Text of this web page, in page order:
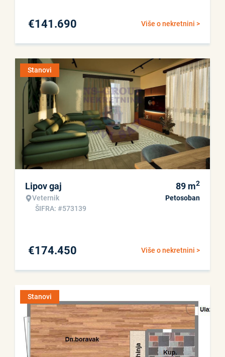
Više o nekretnini >
€141.690
Stanovi
Lipov gaj
Veternik
ŠIFRA: #573139
89 m2
Petosoban
Više o nekretnini >
€174.450
Stanovi